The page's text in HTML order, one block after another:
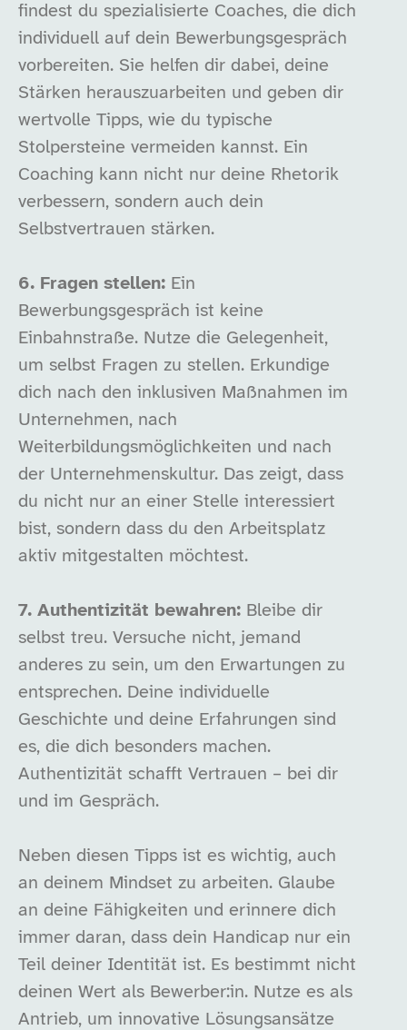
findest du spezialisierte Coaches, die dich
individuell auf dein Bewerbungsgespräch
vorbereiten. Sie helfen dir dabei, deine
Stärken herauszuarbeiten und geben dir
wertvolle Tipps, wie du typische
Stolpersteine vermeiden kannst. Ein
Coaching kann nicht nur deine Rhetorik
verbessern, sondern auch dein
Selbstvertrauen stärken.
6. Fragen stellen: Ein
Bewerbungsgespräch ist keine
Einbahnstraße. Nutze die Gelegenheit,
um selbst Fragen zu stellen. Erkundige
dich nach den inklusiven Maßnahmen im
Unternehmen, nach
Weiterbildungsmöglichkeiten und nach
der Unternehmenskultur. Das zeigt, dass
du nicht nur an einer Stelle interessiert
bist, sondern dass du den Arbeitsplatz
aktiv mitgestalten möchtest.
7. Authentizität bewahren: Bleibe dir
selbst treu. Versuche nicht, jemand
anderes zu sein, um den Erwartungen zu
entsprechen. Deine individuelle
Geschichte und deine Erfahrungen sind
es, die dich besonders machen.
Authentizität schafft Vertrauen – bei dir
und im Gespräch.
Neben diesen Tipps ist es wichtig, auch
an deinem Mindset zu arbeiten. Glaube
an deine Fähigkeiten und erinnere dich
immer daran, dass dein Handicap nur ein
Teil deiner Identität ist. Es bestimmt nicht
deinen Wert als Bewerber:in. Nutze es als
Antrieb, um innovative Lösungsansätze